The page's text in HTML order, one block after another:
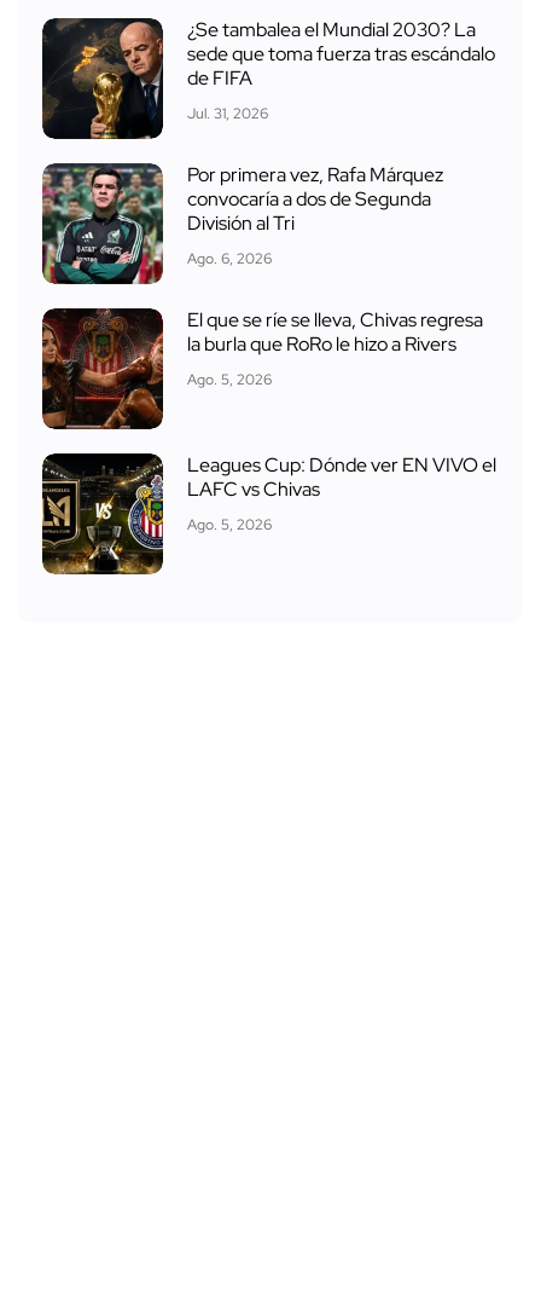
¿Se tambalea el Mundial 2030? La
sede que toma fuerza tras escándalo
de FIFA
Jul. 31, 2026
Por primera vez, Rafa Márquez
convocaría a dos de Segunda
División al Tri
Ago. 6, 2026
El que se ríe se lleva, Chivas regresa
la burla que RoRo le hizo a Rivers
Ago. 5, 2026
Leagues Cup: Dónde ver EN VIVO el
LAFC vs Chivas
Ago. 5, 2026